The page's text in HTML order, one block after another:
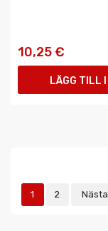
10,25 €
LÄGG TILL I
1 2 Nästa